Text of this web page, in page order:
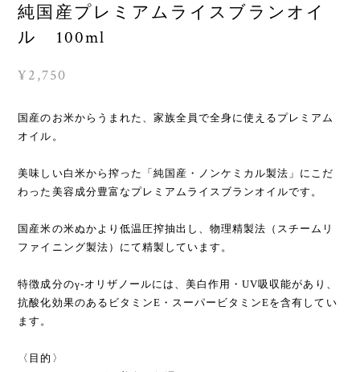
純国産プレミアムライスブランオイ
ル 100ml
¥2,750
国産のお米からうまれた、家族全員で全身に使えるプレミアム
オイル。
美味しい白米から搾った「純国産・ノンケミカル製法」にこだ
わった美容成分豊富なプレミアムライスブランオイルです。
国産米の米ぬかより低温圧搾抽出し、物理精製法（スチームリ
ファイニング製法）にて精製しています。
特徴成分のγ-オリザノールには、美白作用・UV吸収能があり、
抗酸化効果のあるビタミンE・スーパービタミンEを含有してい
ます。
〈目的〉